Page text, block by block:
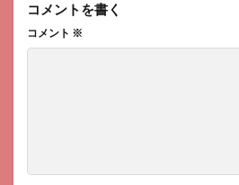
コメントを書く
コメント ※